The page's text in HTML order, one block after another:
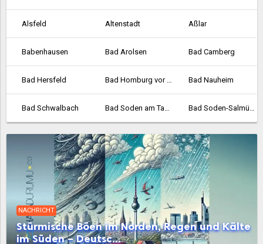
Alsfeld Altenstadt Aßlar
Babenhausen Bad Arolsen Bad Camberg
Bad Hersfeld Bad Homburg vor der Höhe Bad Nauheim
Bad Schwalbach Bad Soden am Taunus Bad Soden-Salmünster
Bad Vilbel Bad Wildungen Baunatal
Bebra Bensheim Biedenkopf
Bischofsheim Bockenheim Borken
Bornheim Braunfels Bruchköbel
NACHRICHT
Stürmische Böen im Norden, Regen und Kälte
im Süden – Deutsc...